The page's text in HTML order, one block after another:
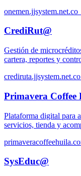
CrediRut@
Gestión de
cartera, reportes y
Primavera Coffee
Plataforma digital para
servicios, tienda y
SysEduc@